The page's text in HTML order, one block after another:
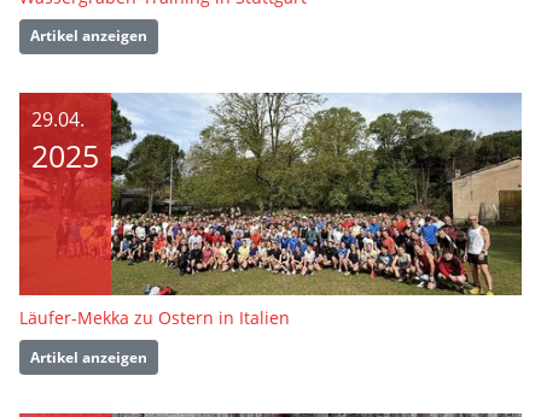
Artikel anzeigen
29.04.
2025
Läufer-Mekka zu Ostern in Italien
Artikel anzeigen